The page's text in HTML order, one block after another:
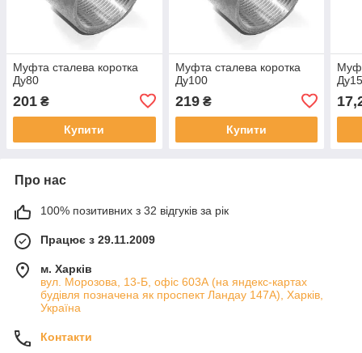
Муфта сталева коротка
Ду80
201 ₴
Купити
Муфта сталева коротка
Ду100
219₴
Купити
Про нас
100% позитивних з 32 відгуків за рік
Працює з 29.11.2009
м. Харків
вул. Морозова, 13-Б, офіс 603А (на яндекс-картах
будівля позначена як проспект Ландау 147А), Харків,
Україна
Контакти